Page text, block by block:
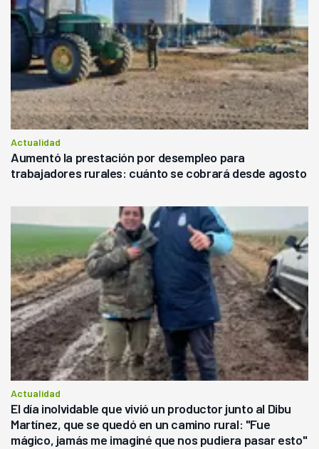
Actualidad
Aumentó la prestación por desempleo para
trabajadores rurales: cuánto se cobrará desde agosto
Actualidad
El día inolvidable que vivió un productor junto al Dibu
Martínez, que se quedó en un camino rural: "Fue
mágico, jamás me imaginé que nos pudiera pasar esto"